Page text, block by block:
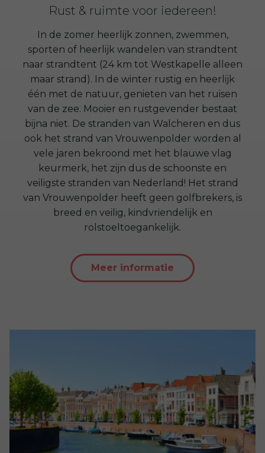
Rust & ruimte voor iedereen!
In de zomer heerlijk zonnen, zwemmen,
sporten of heerlijk wandelen van strandtent
naar strandtent (24 km tot Westkapelle alleen
maar strand). In de winter rustig en heerlijk
één met de natuur, genieten van het ruisen
van de zee. Mooier en rustgevender bestaat
bijna niet. De stranden van Walcheren en dus
ook het strand van Vrouwenpolder worden al
vele jaren bekroond met het blauwe vlag
keurmerk, het zijn dus de schoonste en
veiligste stranden van Nederland! Het strand
van Vrouwenpolder heeft geen golfbrekers, is
breed en veilig, kindvriendelijk en
rolstoeltoegankelijk.
Meer informatie